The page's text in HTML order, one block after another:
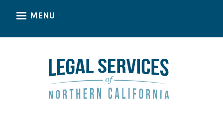
MENU